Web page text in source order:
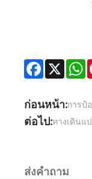
Facebook
X
ก่อนหน้า:การป้
ต่อไป:ทางเดิน
ส่งคำถาม